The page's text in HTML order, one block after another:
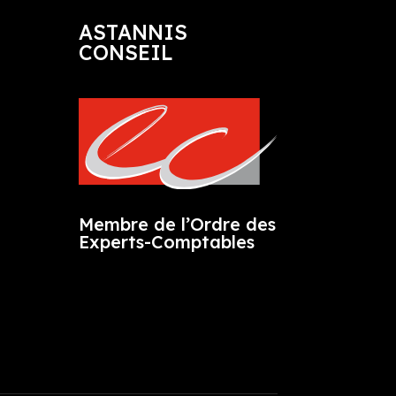
ASTANNIS
CONSEIL
Membre de l’Ordre des
Experts-Comptables